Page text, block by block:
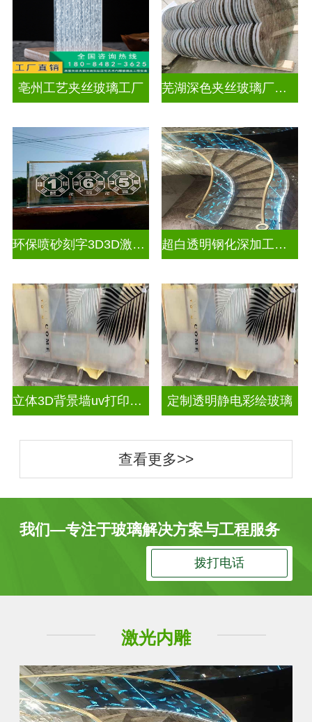
亳州工艺夹丝玻璃工厂 芜湖深色夹丝玻璃厂家电话
环保喷砂刻字3D3D激光内雕玻璃 超白透明钢化深加工激光内雕屏风
立体3D背景墙uv打印玻璃 定制透明静电彩绘玻璃
查看更多>>
我们—专注于玻璃解决方案与工程服务
拨打电话
激光内雕